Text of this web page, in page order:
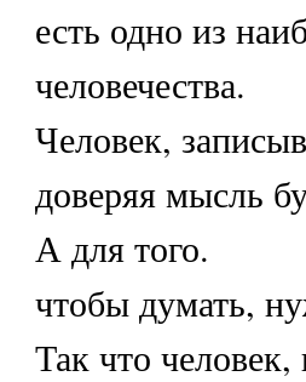
есть одно из
человечества.
Человек,
доверяя мысль
А для того.
чтобы думать,
Так что